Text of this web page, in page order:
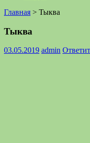
Главная > Тыква
Тыква
03.05.2019 admin